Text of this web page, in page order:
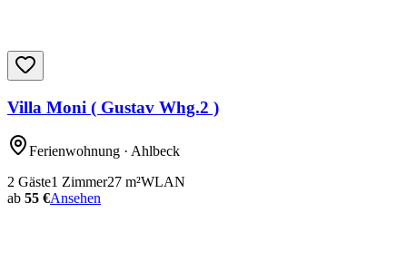
Villa Moni ( Gustav Whg.2 )
Ferienwohnung · Ahlbeck
2 Gäste1 Zimmer27 m²WLAN
ab 55 €Ansehen